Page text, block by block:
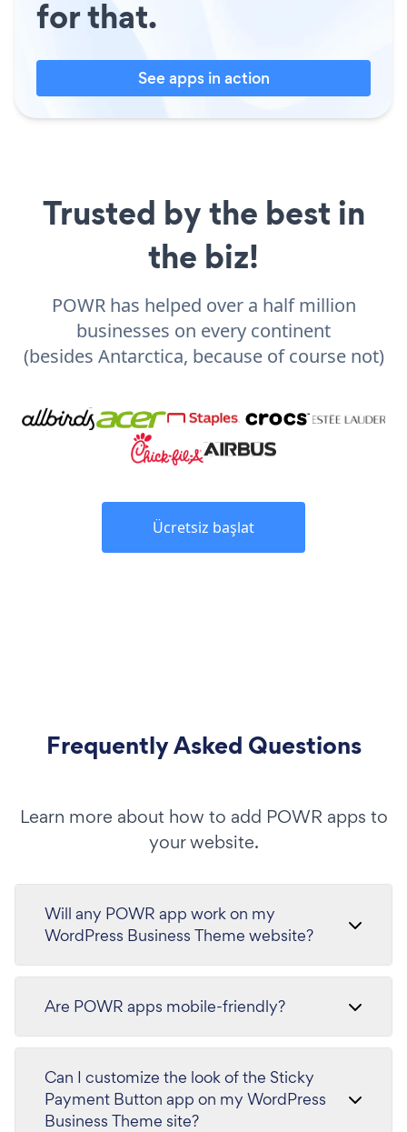
for that.
See apps in action
Trusted by the best in
the biz!
POWR has helped over a half million
businesses on every continent
(besides Antarctica, because of course not)
Ücretsiz başlat
Frequently Asked Questions
Learn more about how to add POWR apps to
your website.
Will any POWR app work on my
WordPress Business Theme website?
Are POWR apps mobile-friendly?
Can I customize the look of the Sticky
Payment Button app on my WordPress
Business Theme site?